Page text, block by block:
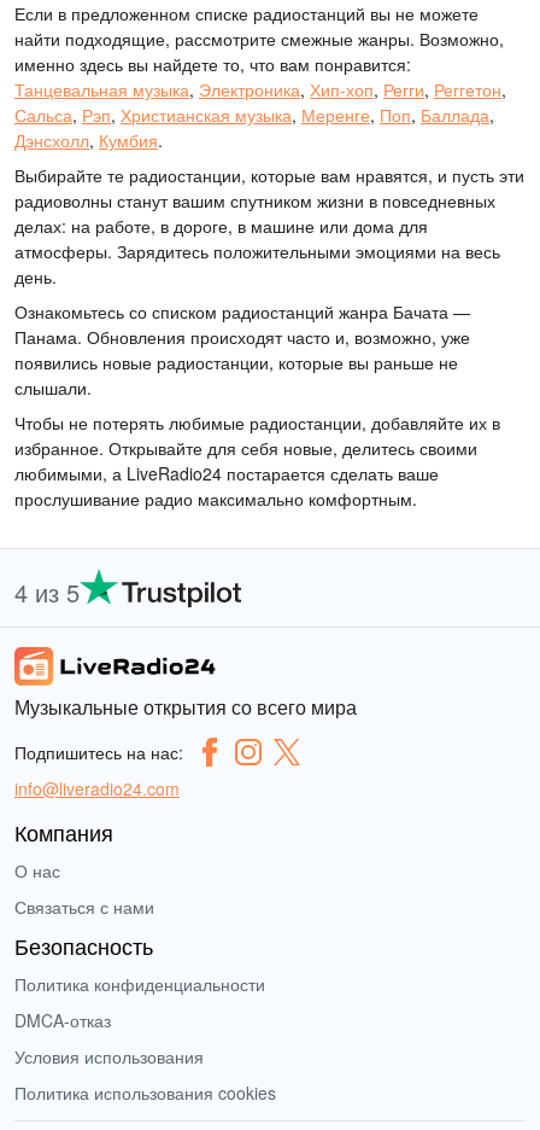
Если в предложенном списке радиостанций вы не можете
найти подходящие, рассмотрите смежные жанры. Возможно,
именно здесь вы найдете то, что вам понравится:
Танцевальная музыка, Электроника, Хип-хоп, Регги, Реггетон,
Сальса, Рэп, Христианская музыка, Меренге, Поп, Баллада,
Дэнсхолл, Кумбия.
Выбирайте те радиостанции, которые вам нравятся, и пусть эти
радиоволны станут вашим спутником жизни в повседневных
делах: на работе, в дороге, в машине или дома для
атмосферы. Зарядитесь положительными эмоциями на весь
день.
Ознакомьтесь со списком радиостанций жанра Бачата —
Панама. Обновления происходят часто и, возможно, уже
появились новые радиостанции, которые вы раньше не
слышали.
Чтобы не потерять любимые радиостанции, добавляйте их в
избранное. Открывайте для себя новые, делитесь своими
любимыми, а LiveRadio24 постарается сделать ваше
прослушивание радио максимально комфортным.
4 из 5
Музыкальные открытия со всего мира
Подпишитесь на нас:
info@liveradio24.com
Компания
О нас
Связаться с нами
Безопасность
Политика конфиденциальности
DMCA-отказ
Условия использования
Политика использования cookies